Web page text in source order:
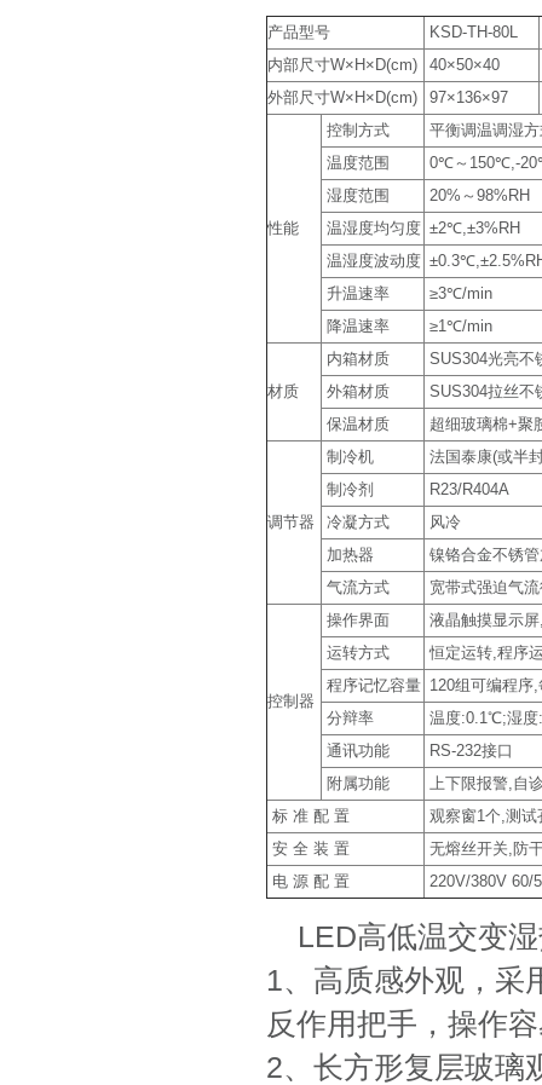
产品型号 KSD-TH-80L
内部尺寸W×H×D(cm)
40×50×40
外部尺寸W×H×D(cm)
97×136×97
性能
控制方式
平衡调温调湿
温度范围
0℃～150℃,-
湿度范围
20%～98%RH
温湿度均匀度 ±2℃,±3%RH
温湿度波动度
升温速率
≥3℃/min
降温速率
≥1℃/min
材质
内箱材质
SUS304光亮不
外箱材质
SUS304拉丝不
保温材质
超细玻璃棉+聚
调节器
制冷机
法国泰康(或半
制冷剂
R23/R404A
冷凝方式
风冷
加热器
镍铬合金不锈
气流方式
宽带式强迫气
控制器
操作界面
液晶触摸显示
运转方式
恒定运转,程序
程序记忆容量 120组可编程序
分辩率
温度:0.1℃;湿度
通讯功能
RS-232接口
附属功能
上下限报警,自
标 准 配 置
观察窗1个,测
安 全 装 置
无熔丝开关,防
电 源 配 置
220V/380V 60/
LED高低温交变
1、高质感外观，采
反作用把手，操作
2、长方形复层玻璃